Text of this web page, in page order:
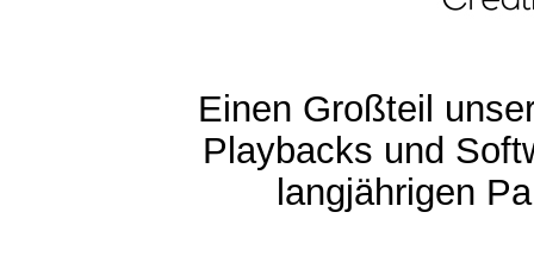
Einen Großteil
Playbacks und
langjährigen